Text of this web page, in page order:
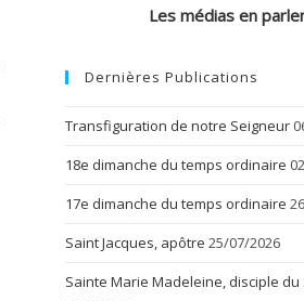
Les médias en
Dernières Publications
Transfiguration de notre Seigneur
18e dimanche du temps ordinaire
17e dimanche du temps ordinaire
Saint Jacques, apôtre 25/07/2026
Sainte Marie Madeleine, disciple du